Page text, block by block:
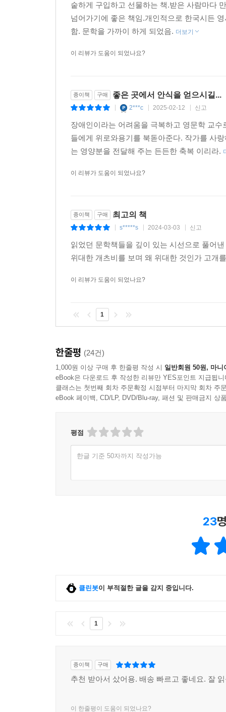
숱하게 구입하고 선물하는 책.받은 사람마다
넘어가기에 좋은 책임.개인적으로 한국시든
함. 문학을 가까이 하게 되었음. 더보기
이 리뷰가 도움이 되었나요?
종이책 구매 좋은 곳에서 안식을 얻으시길...
2***c 2025-02-12 신고
장애인이라는 어려움을 극복하고 영문학 교
들에게 위로와용기를 북돋아준다. 작가를 사
는 영양분을 전달해 주는 든든한 축복 이리라.
이 리뷰가 도움이 되었나요?
종이책 구매 최고의 책
s*****s 2024-03-03 신고
읽었던 문학책들을 깊이 있는 시선으로 풀어
위대한 개츠비를 보며 왜 위대한 것인가 고개
이 리뷰가 도움이 되었나요?
1
한줄평 (24건)
1,000원 이상 구매 후 한줄평 작성 시 일반회원 50원, 마니
eBook은 다운로드 후 작성한 리뷰만 YES포인트 지급됩니
클래스는 첫번째 회차 주문확정 시점부터 마지막 회차 주
eBook 페이백, CD/LP, DVD/Blu-ray, 패션 및 판매금지 상
평점
한글 기준 50자까지 작성가능
23
클린봇이 부적절한 글을 감지 중입니다.
1
종이책 구매
추천 받아서 샀어용. 배송 빠르고 좋네요. 잘
이 한줄평이 도움이 되었나요?